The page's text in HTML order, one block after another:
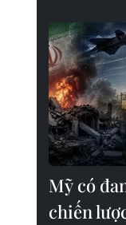
Mỹ có
chiến